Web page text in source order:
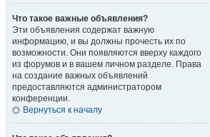
Что такое важные объявления?
Эти объявления содержат важную
информацию, и вы должны прочесть их по
возможности. Они появляются вверху каждого
из форумов и в вашем личном разделе. Права
на создание важных объявлений
предоставляются администратором
конференции.
Вернуться к началу